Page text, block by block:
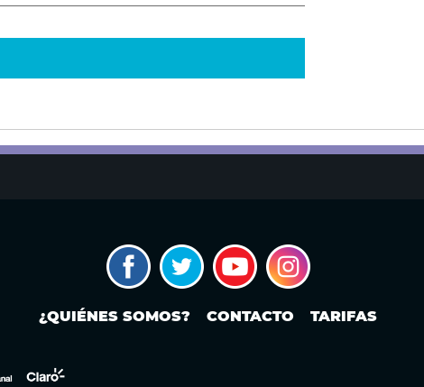
¿QUIÉNES SOMOS? CONTACTO TARIFAS